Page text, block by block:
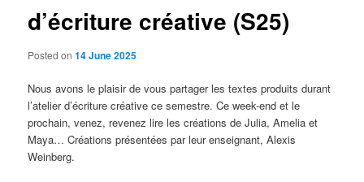
d’écriture créative (S25)
Posted on14 June 2025
Nous avons le plaisir de vous partager les textes produits durant
l’atelier d’écriture créative ce semestre. Ce week-end et le
prochain, venez, revenez lire les créations de Julia, Amelia et
Maya… Créations présentées par leur enseignant, Alexis
Weinberg.